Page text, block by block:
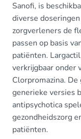
Sanofi, is
diverse
zorgverleners de
passen op basis
patiënten.
verkrijgbaar onder
Clorpromazina.
generieke versies
antipsychotica
gezondheidszorg
patiënten.